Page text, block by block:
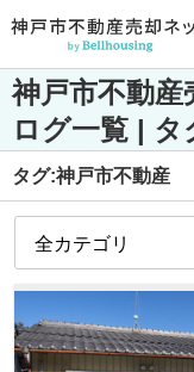
神戸市不動
ログ一覧 | タ
タグ:神戸市不動産